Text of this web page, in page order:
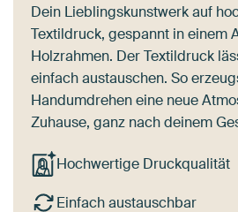
Dein Lieblingskunstwerk auf
Textildruck, gespannt in einem
Holzrahmen. Der Textildruck
einfach austauschen. So
Handumdrehen eine neue
Zuhause, ganz nach deinem
Hochwertige Druckqualität
Einfach austauschbar